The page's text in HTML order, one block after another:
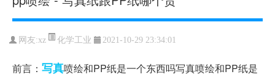
网友:xz 化学工业 2021-10-29 23:34:01
前言： 写真喷绘和PP纸是一个东西吗写真喷绘和PP纸是